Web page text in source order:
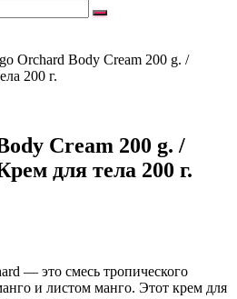
Orchard Body Cream 200 g. /
200 г.
Cream 200 g. /
для тела 200 г.
— это смесь тропического
и листом манго. Этот крем для